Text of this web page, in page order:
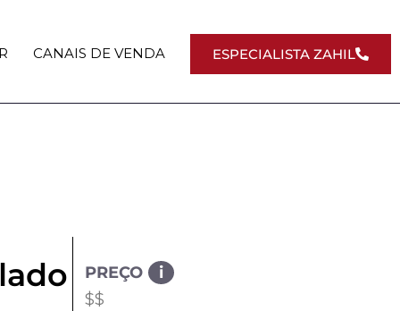
CANAIS DE VENDA ESPECIALISTA ZAHIL
i
PREÇO
$$